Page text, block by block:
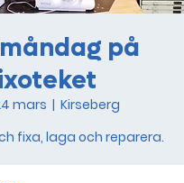
på
mars
  |
Kirseberg
fixa, laga och reparera.